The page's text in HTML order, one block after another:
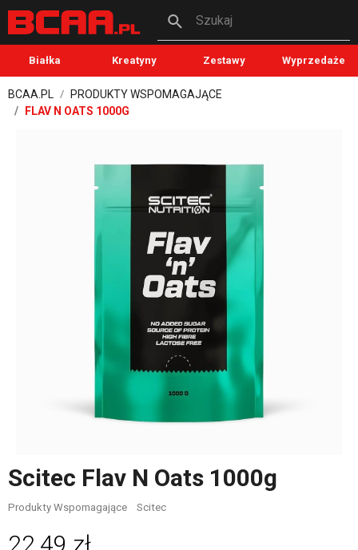
Szukaj
Białka Kreatyny Zestawy Wyprzedaże
BCAA.PL
PRODUKTY WSPOMAGAJĄCE
FLAV N OATS 1000G
Scitec Flav N Oats 1000g
Produkty Wspomagające Scitec
22,49 zł